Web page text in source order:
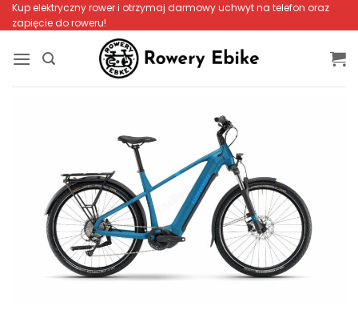
Przewiń
do
zawartości
Kup elektryczny rower i otrzymaj darmowy uchwyt na telefon oraz
zapięcie do roweru!